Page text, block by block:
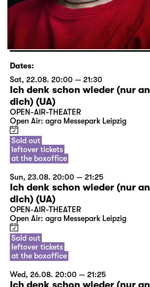
Dates:
Sat, 22.08. 20:00 — 21:30
Ich denk schon wieder (nur an
dich) (UA)
OPEN-AIR-THEATER
Open Air: agra Messepark Leipzig
Sold out
leftover tickets
at the boxoffice
Sun, 23.08. 20:00 — 21:25
Ich denk schon wieder (nur an
dich) (UA)
OPEN-AIR-THEATER
Open Air: agra Messepark Leipzig
Sold out
leftover tickets
at the boxoffice
Wed, 26.08. 20:00 — 21:25
Ich denk schon wieder (nur an